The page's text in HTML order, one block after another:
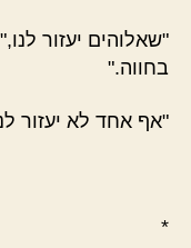
"שאלוהים יעזור
בחווה."
"אף אחד לא יעזור
*